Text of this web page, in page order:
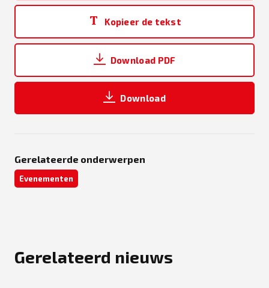
Kopieer de tekst
Download PDF
Download
Gerelateerde onderwerpen
Evenementen
Gerelateerd nieuws